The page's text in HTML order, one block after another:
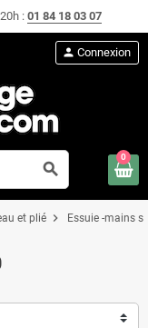
:01 84 18 03 07
search
person Connexion
0
et plié chevron_right Essuie -mains